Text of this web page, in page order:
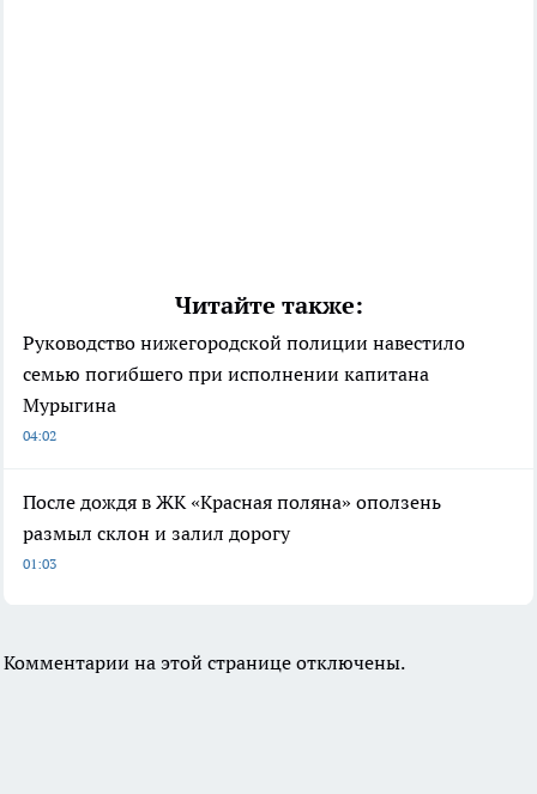
Читайте также:
Руководство нижегородской полиции навестило
семью погибшего при исполнении капитана
Мурыгина
04:02
После дождя в ЖК «Красная поляна» оползень
размыл склон и залил дорогу
01:03
Комментарии на этой странице отключены.